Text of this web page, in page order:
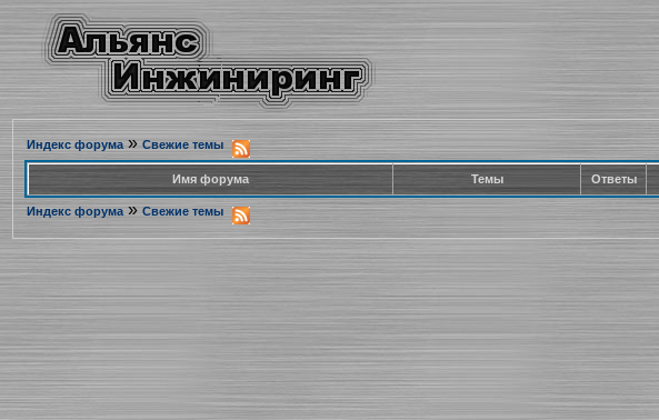
Индекс форума» Свежие темы
Имя форума Темы Ответы
Индекс форума » Свежие темы